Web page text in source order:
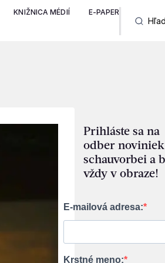
KNIŽNICA MÉDIÍ E-PAPER
Prihláste sa na
odber noviniek
schauvorbei a
vždy v obraze!
E-mailová adresa:
Krstné meno: